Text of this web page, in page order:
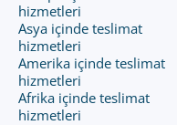
hizmetleri
Asya içinde teslimat
hizmetleri
Amerika içinde teslimat
hizmetleri
Afrika içinde teslimat
hizmetleri